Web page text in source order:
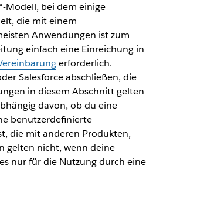
Modell, bei dem einige
die mit einem
Anwendungen ist zum
einfach eine Einreichung in
erforderlich.
Salesforce abschließen, die
in diesem Abschnitt gelten
davon, ob du eine
benutzerdefinierte
die mit anderen Produkten,
gelten nicht, wenn deine
nur für die Nutzung durch eine